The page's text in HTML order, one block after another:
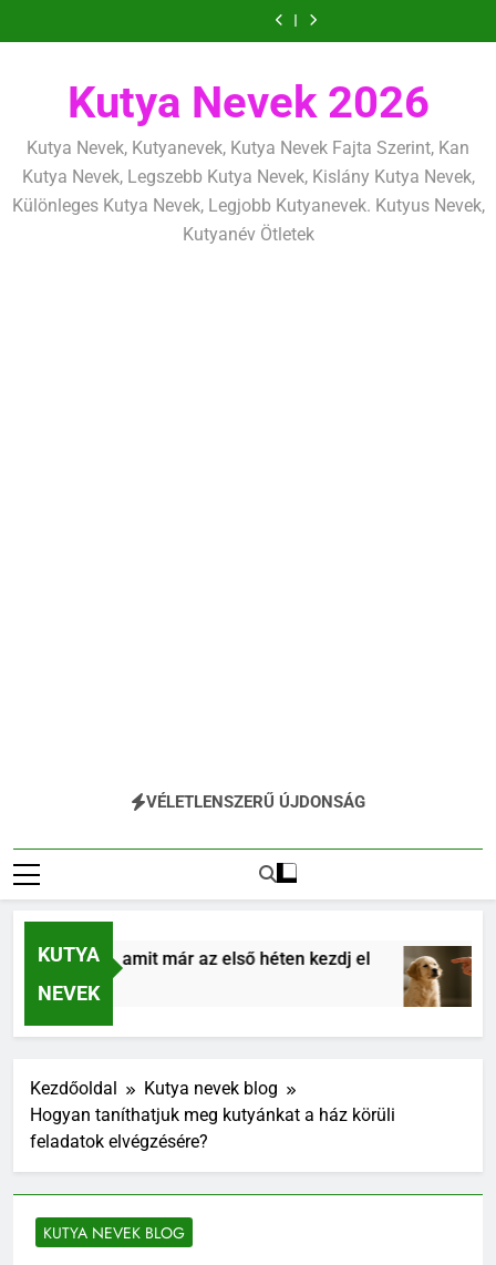
a
héten
kezdj
el
fizikailag
szeretettel,
amit
már
héten
kezdj
el
amik
egész
Kutya Nevek 2026
Kutya Nevek, Kutyanevek, Kutya Nevek Fajta Szerint, Kan
Kutya Nevek, Legszebb Kutya Nevek, Kislány Kutya Nevek,
Különleges Kutya Nevek, Legjobb Kutyanevek. Kutyus Nevek,
Kutyanév Ötletek
VÉLETLENSZERŰ ÚJDONSÁG
KUTYA
NEVEK
amit már az első héten kezdj el
Kezdőoldal
Kutya nevek blog
Hogyan taníthatjuk meg kutyánkat a ház körüli
feladatok elvégzésére?
KUTYA NEVEK BLOG